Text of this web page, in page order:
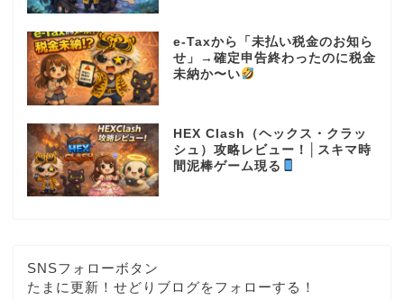
e-Taxから「未払い税金のお知ら
せ」→確定申告終わったのに税金
未納か〜い
HEX Clash（ヘックス・クラッ
シュ）攻略レビュー！│スキマ時
間泥棒ゲーム現る
SNSフォローボタン
たまに更新！せどりブログをフォローする！